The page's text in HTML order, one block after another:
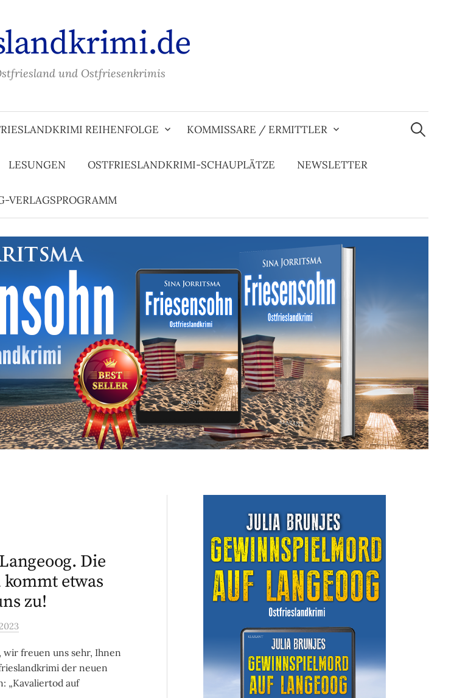
und Ostfriesenkrimis
REIHENFOLGE KOMMISSARE / ERMITTLER
LESUNGEN OSTFRIESLANDKRIMI-SCHAUPLÄTZE NEWSLETTER
VERLAGSPROGRAMM
Suchen
nach:
Die
kommt etwas
zu!
wir freuen uns sehr, Ihnen
der neuen
„Kavaliertod auf